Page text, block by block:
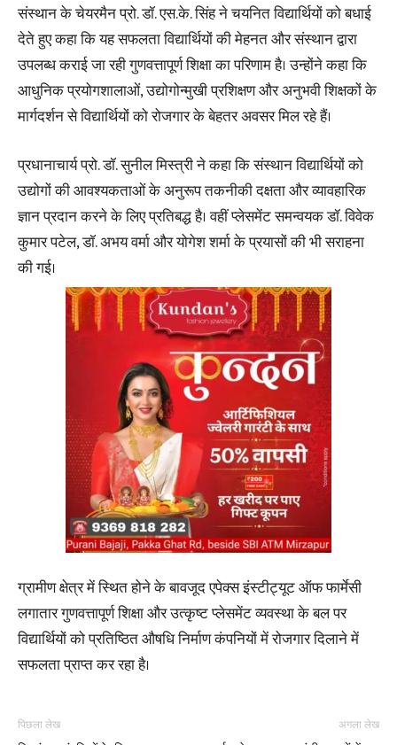
संस्थान के चेयरमैन प्रो. डॉ. एस.के. सिंह ने चयनित विद्यार्थियों को बधाई
देते हुए कहा कि यह सफलता विद्यार्थियों की मेहनत और संस्थान द्वारा
उपलब्ध कराई जा रही गुणवत्तापूर्ण शिक्षा का परिणाम है। उन्होंने कहा कि
आधुनिक प्रयोगशालाओं, उद्योगोन्मुखी प्रशिक्षण और अनुभवी शिक्षकों के
मार्गदर्शन से विद्यार्थियों को रोजगार के बेहतर अवसर मिल रहे हैं।
प्रधानाचार्य प्रो. डॉ. सुनील मिस्त्री ने कहा कि संस्थान विद्यार्थियों को
उद्योगों की आवश्यकताओं के अनुरूप तकनीकी दक्षता और व्यावहारिक
ज्ञान प्रदान करने के लिए प्रतिबद्ध है। वहीं प्लेसमेंट समन्वयक डॉ. विवेक
कुमार पटेल, डॉ. अभय वर्मा और योगेश शर्मा के प्रयासों की भी सराहना
की गई।
ग्रामीण क्षेत्र में स्थित होने के बावजूद एपेक्स इंस्टीट्यूट ऑफ फार्मेसी
लगातार गुणवत्तापूर्ण शिक्षा और उत्कृष्ट प्लेसमेंट व्यवस्था के बल पर
विद्यार्थियों को प्रतिष्ठित औषधि निर्माण कंपनियों में रोजगार दिलाने में
सफलता प्राप्त कर रहा है।
पिछला लेख अगला लेख